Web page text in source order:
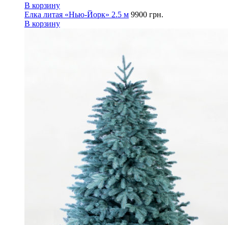
В корзину
Елка литая «Нью-Йорк» 2.5 м 9900 грн.
В корзину